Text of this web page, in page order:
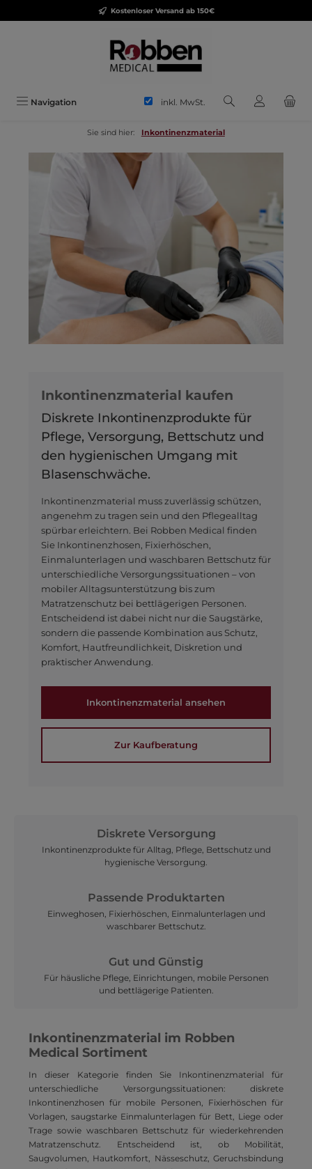
Zum Hauptinhalt springenKostenloser Versand ab 150€
Navigation inkl. MwSt.
Sie sind hier: Inkontinenzmaterial
Inkontinenzmaterial kaufen
Diskrete Inkontinenzprodukte für
Pflege, Versorgung, Bettschutz und
den hygienischen Umgang mit
Blasenschwäche.
Inkontinenzmaterial muss zuverlässig schützen,
angenehm zu tragen sein und den Pflegealltag
spürbar erleichtern. Bei Robben Medical finden
Sie Inkontinenzhosen, Fixierhöschen,
Einmalunterlagen und waschbaren Bettschutz für
unterschiedliche Versorgungssituationen – von
mobiler Alltagsunterstützung bis zum
Matratzenschutz bei bettlägerigen Personen.
Entscheidend ist dabei nicht nur die Saugstärke,
sondern die passende Kombination aus Schutz,
Komfort, Hautfreundlichkeit, Diskretion und
praktischer Anwendung.
Inkontinenzmaterial ansehen
Zur Kaufberatung
Diskrete Versorgung
Inkontinenzprodukte für Alltag, Pflege, Bettschutz und
hygienische Versorgung.
Passende Produktarten
Einweghosen, Fixierhöschen, Einmalunterlagen und
waschbarer Bettschutz.
Gut und Günstig
Für häusliche Pflege, Einrichtungen, mobile Personen
und bettlägerige Patienten.
Inkontinenzmaterial im Robben
Medical Sortiment
In dieser Kategorie finden Sie Inkontinenzmaterial für
unterschiedliche Versorgungssituationen: diskrete
Inkontinenzhosen für mobile Personen, Fixierhöschen für
Vorlagen, saugstarke Einmalunterlagen für Bett, Liege oder
Trage sowie waschbaren Bettschutz für wiederkehrenden
Matratzenschutz. Entscheidend ist, ob Mobilität,
Saugvolumen, Hautkomfort, Nässeschutz, Geruchsbindung